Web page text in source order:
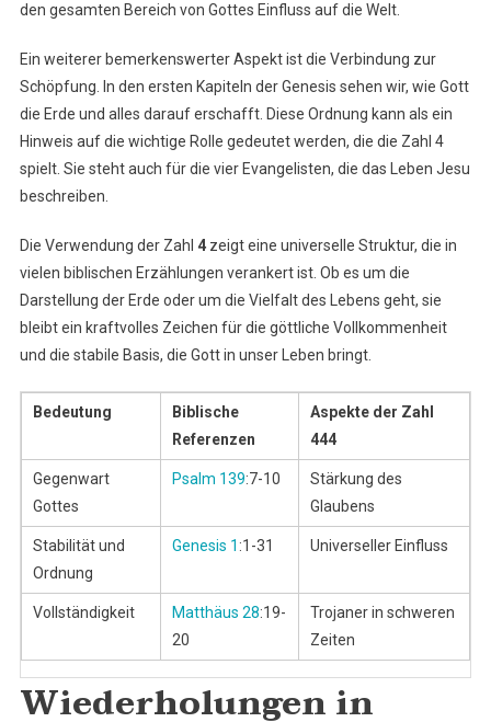
den gesamten Bereich von Gottes Einfluss auf die Welt.
Ein weiterer bemerkenswerter Aspekt ist die Verbindung zur
Schöpfung. In den ersten Kapiteln der Genesis sehen wir, wie Gott
die Erde und alles darauf erschafft. Diese Ordnung kann als ein
Hinweis auf die wichtige Rolle gedeutet werden, die die Zahl 4
spielt. Sie steht auch für die vier Evangelisten, die das Leben Jesu
beschreiben.
Die Verwendung der Zahl 4zeigt eine universelle Struktur, die in
vielen biblischen Erzählungen verankert ist. Ob es um die
Darstellung der Erde oder um die Vielfalt des Lebens geht, sie
bleibt ein kraftvolles Zeichen für die göttliche Vollkommenheit
und die stabile Basis, die Gott in unser Leben bringt.
Bedeutung
Biblische
Referenzen
Aspekte der Zahl
444
Gegenwart
Gottes
Psalm 139:7-10
Stärkung des
Glaubens
Stabilität und
Ordnung
Genesis 1 :1-31 Universeller Einfluss
Vollständigkeit Matthäus 28:19-
20
Trojaner in schweren
Zeiten
Wiederholungen in